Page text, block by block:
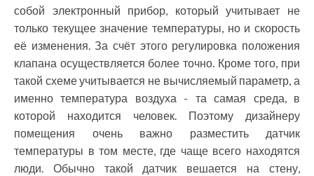
собой электронный прибор, который учитывает не
только текущее значение температуры, но и скорость
её изменения. За счёт этого регулировка положения
клапана осуществляется более точно. Кроме того, при
такой схеме учитывается не вычисляемый параметр, а
именно температура воздуха - та самая среда, в
которой находится человек. Поэтому дизайнеру
помещения очень важно разместить датчик
температуры в том месте, где чаще всего находятся
люди. Обычно такой датчик вешается на стену,